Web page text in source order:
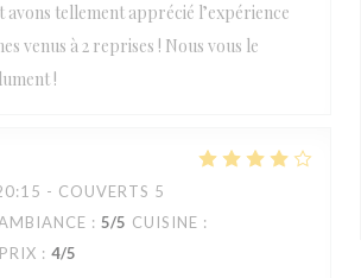
avons tellement apprécié l’expérience
venus à 2 reprises ! Nous vous le
!
- COUVERTS 5
: 5/5 CUISINE :
: 4/5